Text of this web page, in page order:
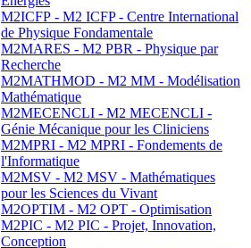
M2ICFP - M2 ICFP - Centre International
de Physique Fondamentale
M2MARES - M2 PBR - Physique par
Recherche
M2MATHMOD - M2 MM - Modélisation
Mathématique
M2MECENCLI - M2 MECENCLI -
Génie Mécanique pour les Cliniciens
M2MPRI - M2 MPRI - Fondements de
l'Informatique
M2MSV - M2 MSV - Mathématiques
pour les Sciences du Vivant
M2OPTIM - M2 OPT - Optimisation
M2PIC - M2 PIC - Projet, Innovation,
Conception